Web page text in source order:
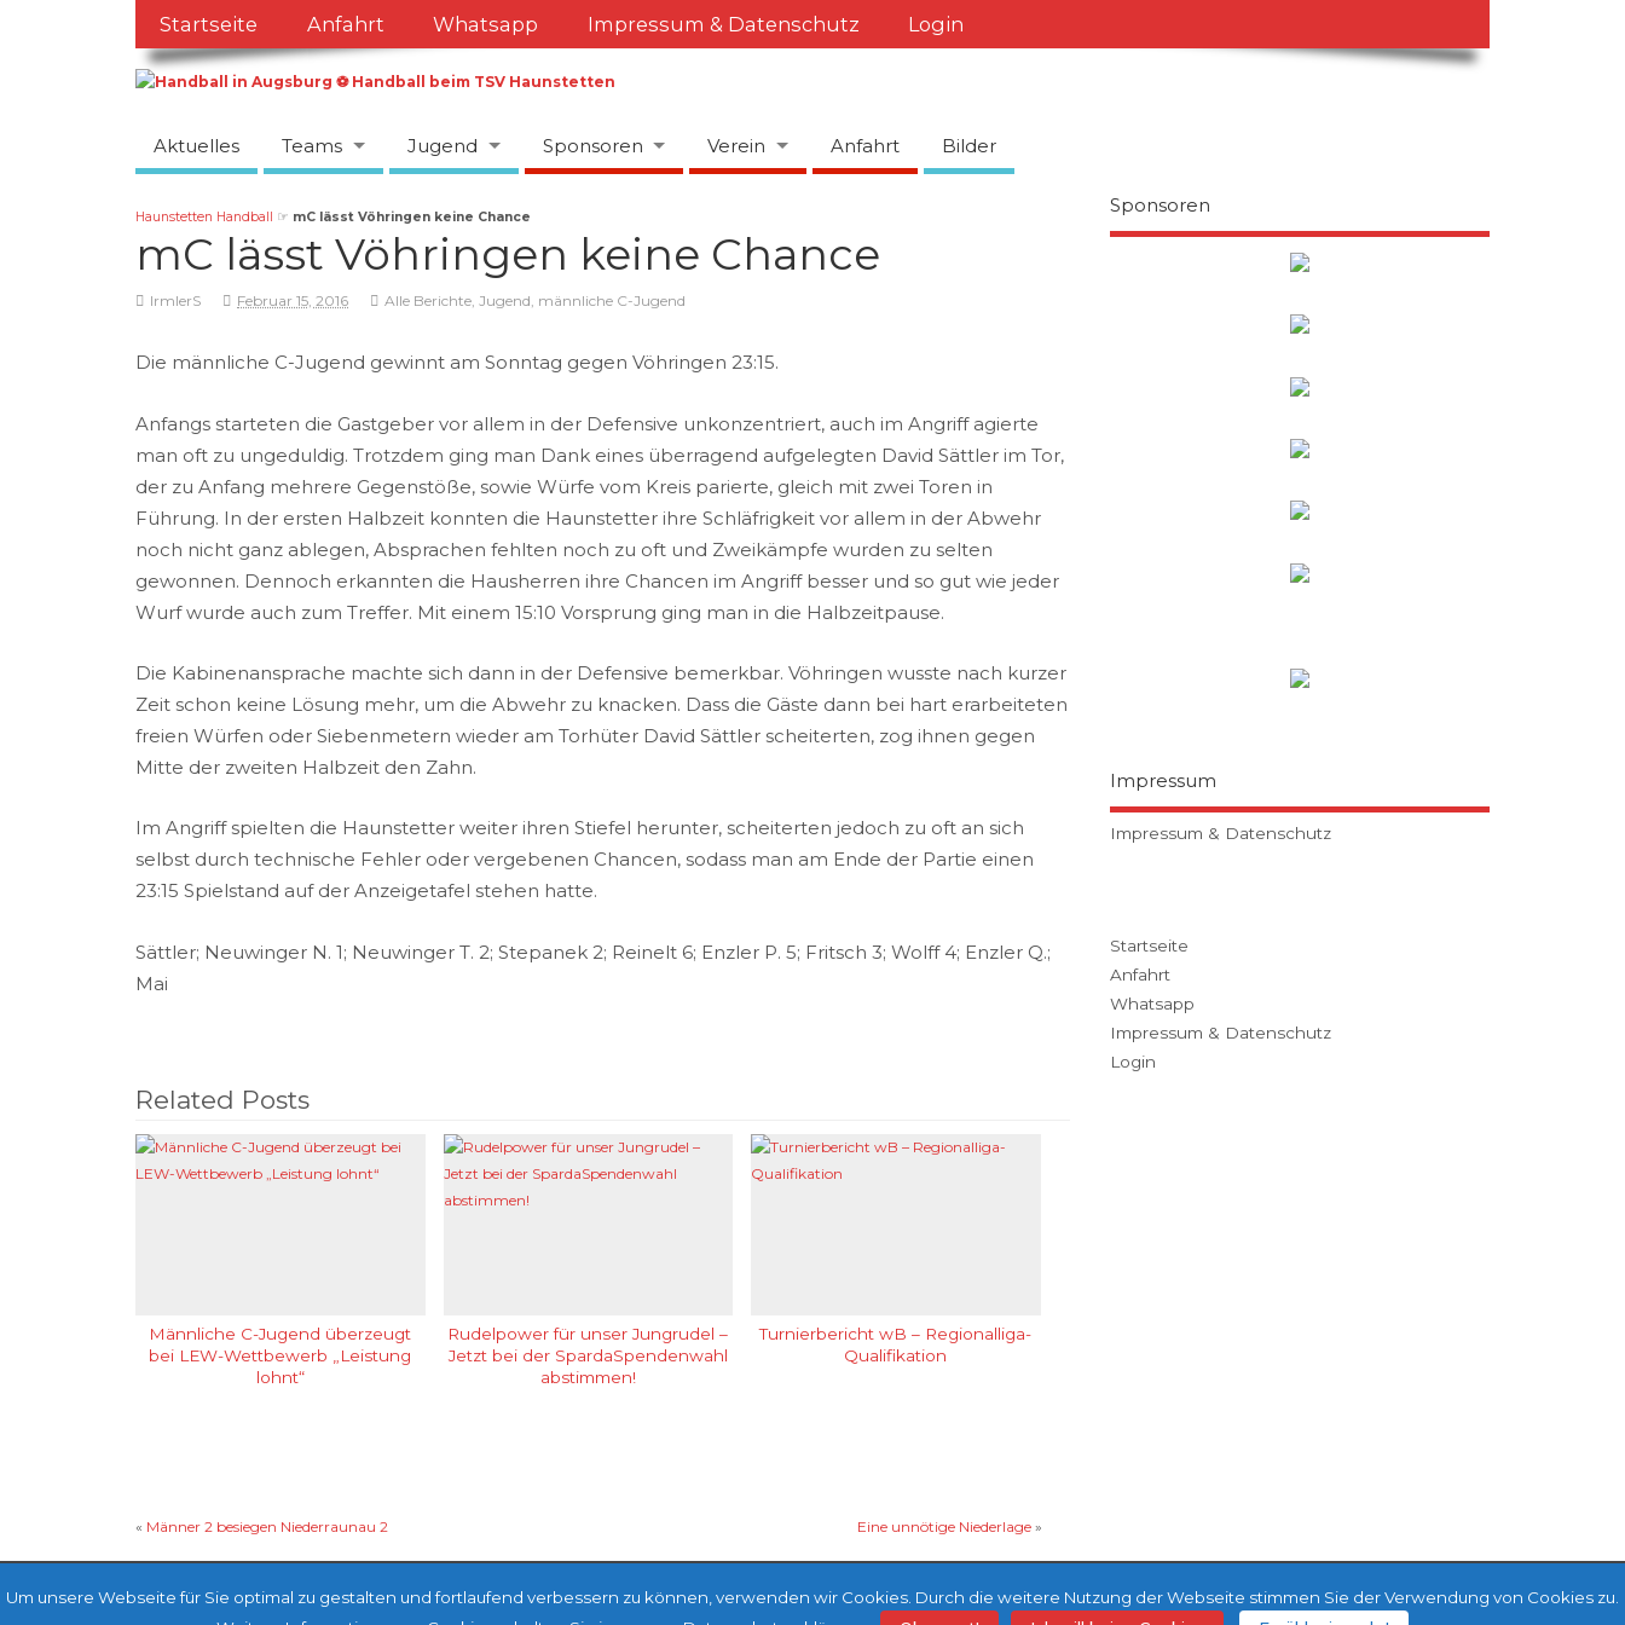
Startseite Anfahrt Whatsapp Impressum & Datenschutz Login
Aktuelles Teams Jugend Sponsoren Verein Anfahrt Bilder
Haunstetten Handball ☞ mC lässt Vöhringen keine Chance
mC lässt Vöhringen keine Chance
IrmlerS Februar 15, 2016 Alle Berichte, Jugend, männliche C-Jugend
Die männliche C-Jugend gewinnt am Sonntag gegen Vöhringen 23:15.
Anfangs starteten die Gastgeber vor allem in der Defensive unkonzentriert, auch im Angriff agierte
man oft zu ungeduldig. Trotzdem ging man Dank eines überragend aufgelegten David Sättler im Tor,
der zu Anfang mehrere Gegenstöße, sowie Würfe vom Kreis parierte, gleich mit zwei Toren in
Führung. In der ersten Halbzeit konnten die Haunstetter ihre Schläfrigkeit vor allem in der Abwehr
noch nicht ganz ablegen, Absprachen fehlten noch zu oft und Zweikämpfe wurden zu selten
gewonnen. Dennoch erkannten die Hausherren ihre Chancen im Angriff besser und so gut wie jeder
Wurf wurde auch zum Treffer. Mit einem 15:10 Vorsprung ging man in die Halbzeitpause.
Die Kabinenansprache machte sich dann in der Defensive bemerkbar. Vöhringen wusste nach kurzer
Zeit schon keine Lösung mehr, um die Abwehr zu knacken. Dass die Gäste dann bei hart erarbeiteten
freien Würfen oder Siebenmetern wieder am Torhüter David Sättler scheiterten, zog ihnen gegen
Mitte der zweiten Halbzeit den Zahn.
Im Angriff spielten die Haunstetter weiter ihren Stiefel herunter, scheiterten jedoch zu oft an sich
selbst durch technische Fehler oder vergebenen Chancen, sodass man am Ende der Partie einen
23:15 Spielstand auf der Anzeigetafel stehen hatte.
Sättler; Neuwinger N. 1; Neuwinger T. 2; Stepanek 2; Reinelt 6; Enzler P. 5; Fritsch 3; Wolff 4; Enzler Q.;
Mai
Related Posts
Männliche C-Jugend überzeugt
bei LEW-Wettbewerb „Leistung
lohnt“
Rudelpower für unser Jungrudel –
Jetzt bei der SpardaSpendenwahl
abstimmen!
Turnierbericht wB – Regionalliga-
Qualifikation
« Männer 2 besiegen Niederraunau 2 Eine unnötige Niederlage»
Sponsoren
Impressum
Impressum & Datenschutz
Startseite
Anfahrt
Whatsapp
Impressum & Datenschutz
Login
Um unsere Webseite für Sie optimal zu gestalten und fortlaufend verbessern zu können, verwenden wir Cookies. Durch die weitere Nutzung der Webseite stimmen Sie der Verwendung von Cookies zu.